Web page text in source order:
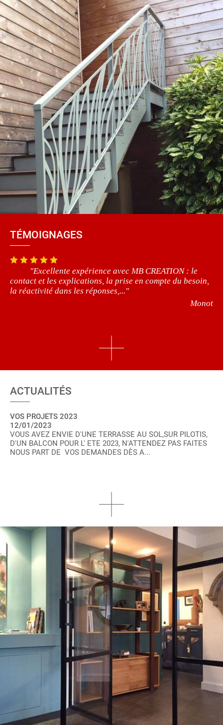
TÉMOIGNAGES
"Excellente expérience avec MB CREATION : le
contact et les explications, la prise en compte du besoin,
la réactivité dans les réponses,..."
Monot
ACTUALITÉS
VOS PROJETS 2023
12/01/2023
VOUS AVEZ ENVIE D'UNE TERRASSE AU SOL,SUR PILOTIS,
D'UN BALCON POUR L' ETE 2023, N'ATTENDEZ PAS FAITES
NOUS PART DE VOS DEMANDES DÈS A...